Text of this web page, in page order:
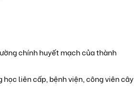
chính huyết mạch của thành
liên cấp, bệnh viện, công viên cây